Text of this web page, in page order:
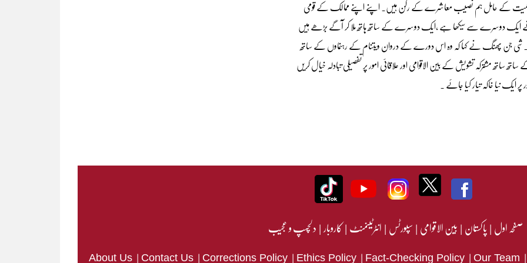
اہمیت کے حامل ہم نصیب معاشرے کے رکن ہیں. اپنے اپنے ممالک کے قومی
ایک دوسرے سے سیکھا ہے ،ایک دوسرے کے ساتھ ہاتھ ملا کر آگے بڑھے ہیں
جن پھنگ نے کہا کہ وہ اس دورے کے دروان ویتنام کے رہنماوں کے ساتھ
مشترکہ تشویش کے بین الاقوامی اور علاقائی امور پر تفصیلی تبادلہ خیال کریں
نیا خاکہ تیار کیا جائے ۔
صفحہ اول|پاکستان|بین الاقوامی|سپورٹس|انٹرٹینمنٹ|کاروبار|دلچسپ و عجیب
About Us | Contact Us | Corrections Policy | Ethics Policy | Fact-Checking Policy | Our Team